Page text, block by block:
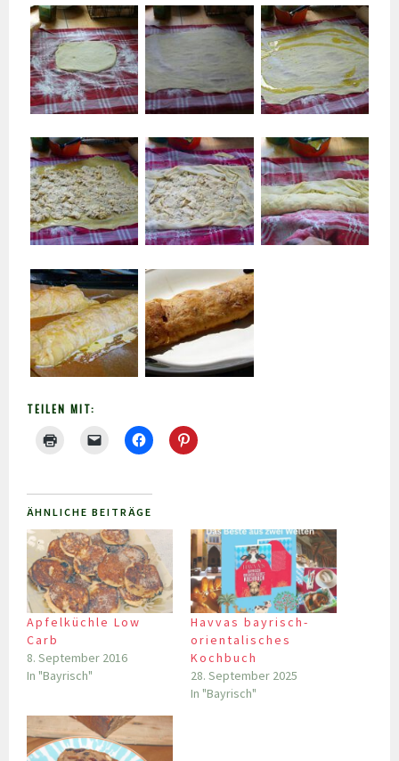
TEILEN MIT:
ÄHNLICHE BEITRÄGE
Apfelküchle Low
Carb
8. September 2016
In "Bayrisch"
Havvas bayrisch-
orientalisches
Kochbuch
28. September 2025
In "Bayrisch"